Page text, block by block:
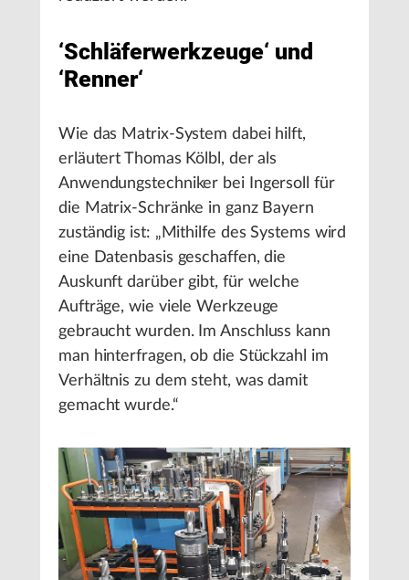
‘Schläferwerkzeuge‘ und
‘Renner‘
Wie das Matrix-System dabei hilft,
erläutert Thomas Kölbl, der als
Anwendungstechniker bei Ingersoll für
die Matrix-Schränke in ganz Bayern
zuständig ist: „Mithilfe des Systems wird
eine Datenbasis geschaffen, die
Auskunft darüber gibt, für welche
Aufträge, wie viele Werkzeuge
gebraucht wurden. Im Anschluss kann
man hinterfragen, ob die Stückzahl im
Verhältnis zu dem steht, was damit
gemacht wurde.“